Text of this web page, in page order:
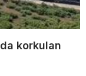
korkulan